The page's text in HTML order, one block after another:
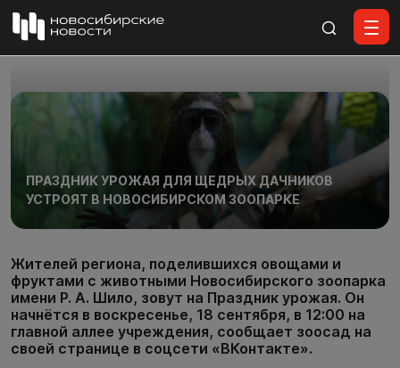
ПРАЗДНИК УРОЖАЯ ДЛЯ ЩЕДРЫХ ДАЧНИКОВ
УСТРОЯТ В НОВОСИБИРСКОМ ЗООПАРКЕ
Жителей региона, поделившихся овощами и
фруктами с животными Новосибирского зоопарка
имени Р. А. Шило, зовут на Праздник урожая. Он
начнётся в воскресенье, 18 сентября, в 12:00 на
главной аллее учреждения, сообщает зоосад на
своей странице в соцсети «ВКонтакте».